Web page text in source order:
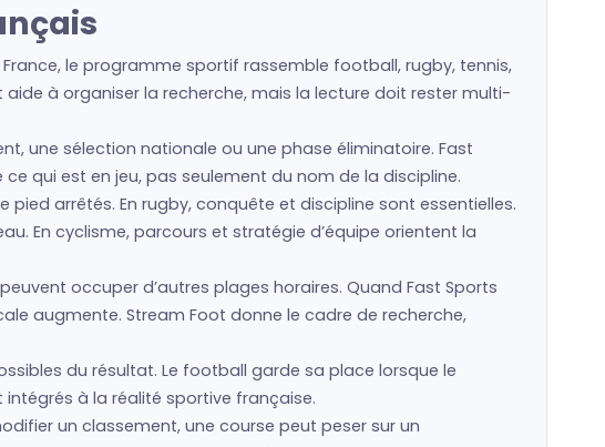
le programme sportif rassemble football, rugby, tennis,
à organiser la recherche, mais la lecture doit rester multi-
une sélection nationale ou une phase éliminatoire. Fast
qui est en jeu, pas seulement du nom de la discipline.
arrêtés. En rugby, conquête et discipline sont essentielles.
En cyclisme, parcours et stratégie d’équipe orientent la
occuper d’autres plages horaires. Quand Fast Sports
augmente. Stream Foot donne le cadre de recherche,
du résultat. Le football garde sa place lorsque le
à la réalité sportive française.
un classement, une course peut peser sur un